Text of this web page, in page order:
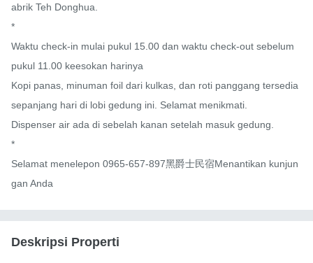
abrik Teh Donghua.
*
Waktu check-in mulai pukul 15.00 dan waktu check-out sebelum
pukul 11.00 keesokan harinya
Kopi panas, minuman foil dari kulkas, dan roti panggang tersedia
sepanjang hari di lobi gedung ini. Selamat menikmati.
Dispenser air ada di sebelah kanan setelah masuk gedung.
*
Selamat menelepon 0965-657-897黑爵士民宿Menantikan kunjun
gan Anda
Deskripsi Properti